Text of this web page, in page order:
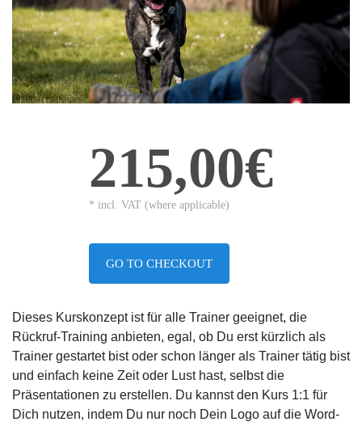
215,00€
* incl. VAT (where applicable)
GO TO CHECKOUT
Dieses Kurskonzept ist für alle Trainer geeignet, die
Rückruf-Training anbieten, egal, ob Du erst kürzlich als
Trainer gestartet bist oder schon länger als Trainer tätig bist
und einfach keine Zeit oder Lust hast, selbst die
Präsentationen zu erstellen. Du kannst den Kurs 1:1 für
Dich nutzen, indem Du nur noch Dein Logo auf die Word-